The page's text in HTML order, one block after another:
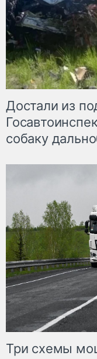
Достали из
собаку
Три схемы